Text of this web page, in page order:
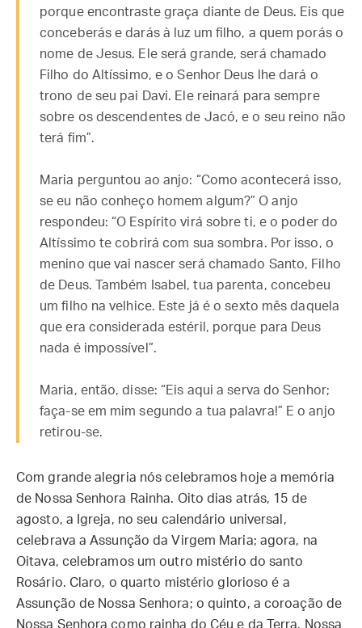
porque encontraste graça diante de Deus. Eis que
conceberás e darás à luz um filho, a quem porás o
nome de Jesus. Ele será grande, será chamado
Filho do Altíssimo, e o Senhor Deus lhe dará o
trono de seu pai Davi. Ele reinará para sempre
sobre os descendentes de Jacó, e o seu reino não
terá fim”.
Maria perguntou ao anjo: “Como acontecerá isso,
se eu não conheço homem algum?” O anjo
respondeu: “O Espírito virá sobre ti, e o poder do
Altíssimo te cobrirá com sua sombra. Por isso, o
menino que vai nascer será chamado Santo, Filho
de Deus. Também Isabel, tua parenta, concebeu
um filho na velhice. Este já é o sexto mês daquela
que era considerada estéril, porque para Deus
nada é impossível”.
Maria, então, disse: “Eis aqui a serva do Senhor;
faça-se em mim segundo a tua palavra!” E o anjo
retirou-se.
Com grande alegria nós celebramos hoje a memória
de Nossa Senhora Rainha. Oito dias atrás, 15 de
agosto, a Igreja, no seu calendário universal,
celebrava a Assunção da Virgem Maria; agora, na
Oitava, celebramos um outro mistério do santo
Rosário. Claro, o quarto mistério glorioso é a
Assunção de Nossa Senhora; o quinto, a coroação de
Nossa Senhora como rainha do Céu e da Terra, Nossa